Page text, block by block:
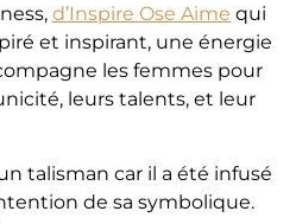
d’Inspire Ose Aime qui
et inspirant, une énergie
les femmes pour
leurs talents, et leur
talisman car il a été infusé
de sa symbolique.